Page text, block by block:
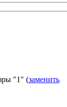
"1" (заменить